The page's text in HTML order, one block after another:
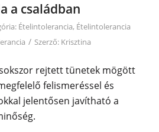
a családban
Ételintolerancia, Ételintolerancia
/ Szerző: Krisztina
rejtett tünetek mögött
felismeréssel és
jelentősen javítható a